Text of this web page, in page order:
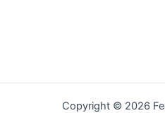
Copyright © 2026